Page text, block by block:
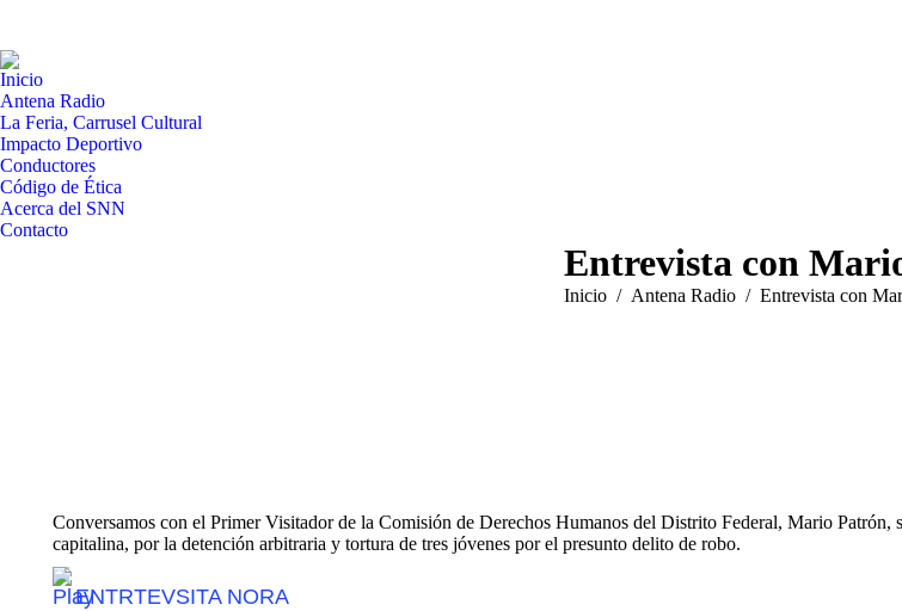
Inicio
Antena Radio
La Feria, Carrusel Cultural
Impacto Deportivo
Conductores
Código de Ética
Acerca del SNN
Contacto
Entrevista con
Estás aquí:
Inicio Antena Radio Entrevista con
Conversamos con el Primer Visitador de la Comisión de Derechos Humanos del Distrito Federal, Mario
capitalina, por la detención arbitraria y tortura de tres jóvenes por el presunto delito de robo.
ENTRTEVSITA NORA